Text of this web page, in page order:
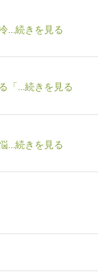
...続きを見る
「...続きを見る
...続きを見る